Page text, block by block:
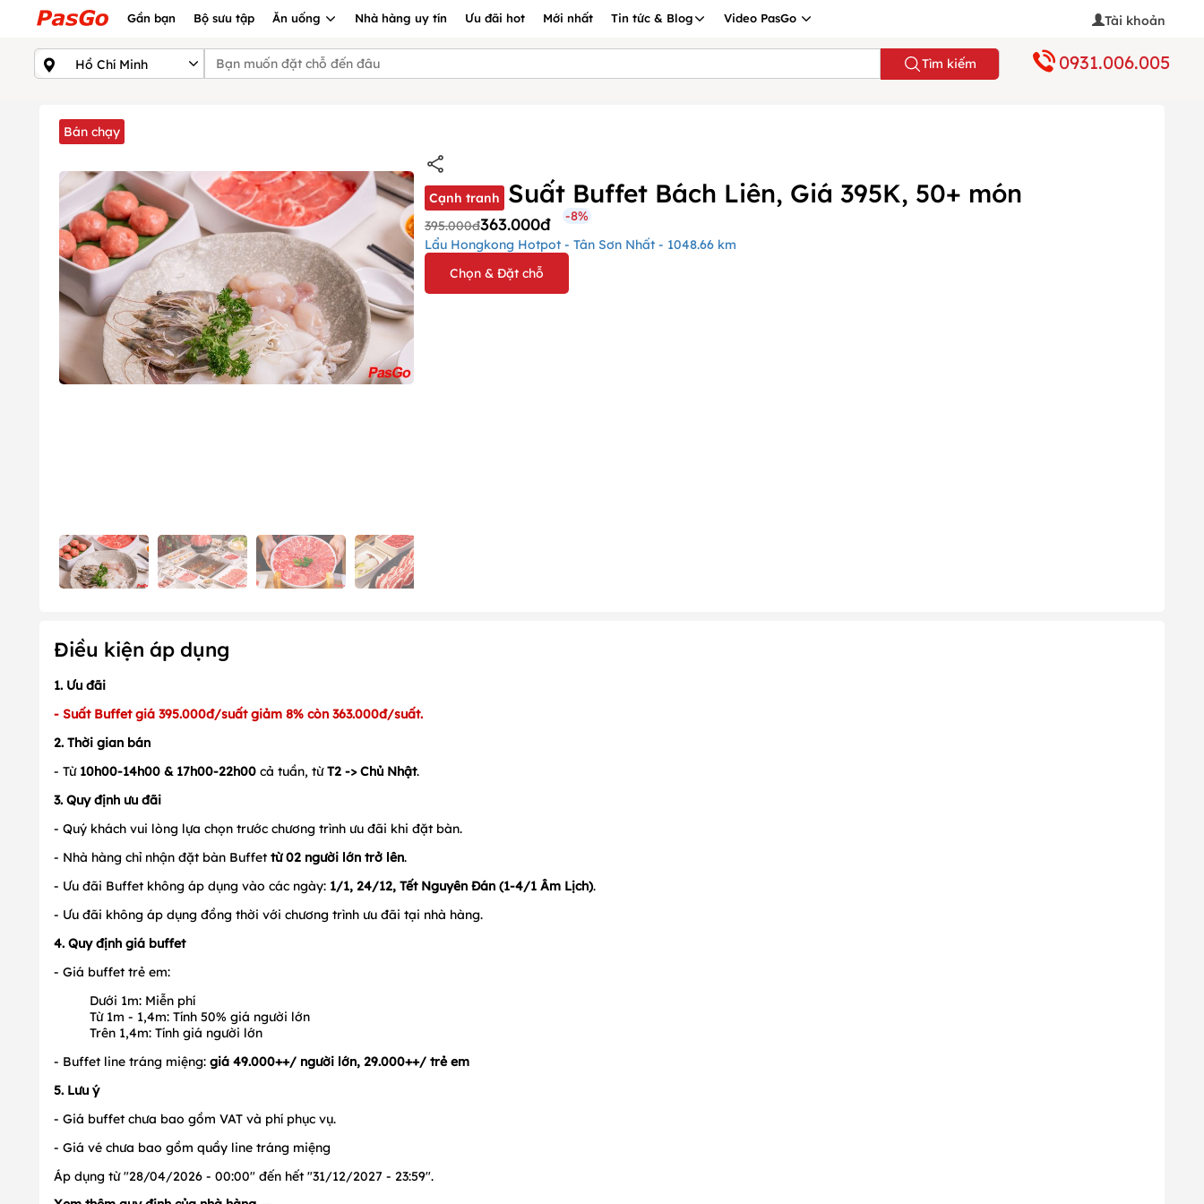
Gần bạn Bộ sưu tập Ăn uống Nhà hàng uy tín Ưu đãi hot Mới nhất Tin tức & Blog Video PasGo Tài khoản
Tìm kiếm 0931.006.005
Bán chạy
Cạnh tranh Suất Buffet Bách Liên, Giá 395K, 50+ món
395.000đ363.000đ
-8%
Lẩu Hongkong Hotpot - Tân Sơn Nhất - 1048.66 km
Chọn & Đặt chỗ
Điều kiện áp dụng
1. Ưu đãi
- Suất Buffet giá 395.000đ/suất giảm 8% còn 363.000đ/suất.
2. Thời gian bán
- Từ 10h00-14h00 & 17h00-22h00 cả tuần, từT2 -> Chủ Nhật.
3. Quy định ưu đãi
- Quý khách vui lòng lựa chọn trước chương trình ưu đãi khi đặt bàn.
- Nhà hàng chỉ nhận đặt bàn Buffet từ 02 người lớn trở lên.
- Ưu đãi Buffet không áp dụng vào các ngày: 1/1, 24/12, Tết Nguyên Đán (1-4/1 Âm Lịch).
- Ưu đãi không áp dụng đồng thời với chương trình ưu đãi tại nhà hàng.
4. Quy định giá buffet
- Giá buffet trẻ em:
Dưới 1m: Miễn phí
Từ 1m - 1,4m: Tính 50% giá người lớn
Trên 1,4m: Tính giá người lớn
- Buffet line tráng miệng: giá 49.000++/ người lớn, 29.000++/ trẻ em
5. Lưu ý
- Giá buffet chưa bao gồm VAT và phí phục vụ.
- Giá vé chưa bao gồm quầy line tráng miệng
Áp dụng từ "28/04/2026 - 00:00" đến hết "31/12/2027 - 23:59".